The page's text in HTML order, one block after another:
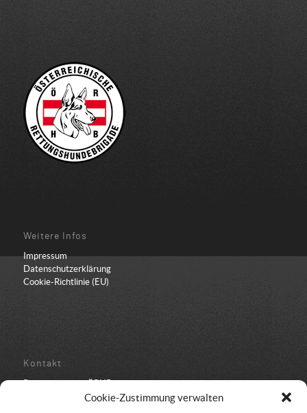
Cookie-Zustimmung verwalten
Weitere Infos
Impressum
Datenschutzerklärung
Cookie-Richtlinie (EU)
Kontakt
Bundesbüro der ÖRHB
Schulstraße 443